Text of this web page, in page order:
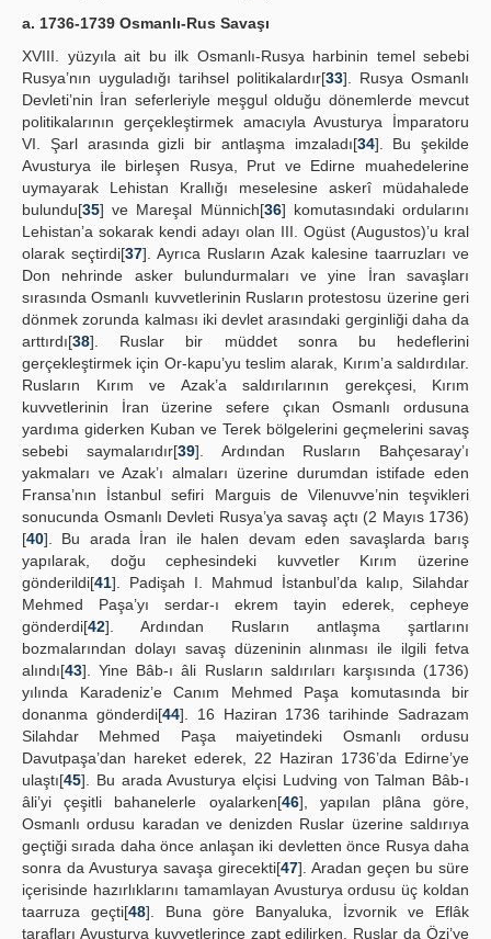
a. 1736-1739 Osmanlı-Rus Savaşı
XVIII. yüzyıla ait bu ilk Osmanlı-Rusya harbinin temel sebebi
Rusya’nın uyguladığı tarihsel politikalardır[33]. Rusya Osmanlı
Devleti’nin İran seferleriyle meşgul olduğu dönemlerde mevcut
politikalarının gerçekleştirmek amacıyla Avusturya İmparatoru
VI. Şarl arasında gizli bir antlaşma imzaladı[34]. Bu şekilde
Avusturya ile birleşen Rusya, Prut ve Edirne muahedelerine
uymayarak Lehistan Krallığı meselesine askerî müdahalede
bulundu[35] ve Mareşal Münnich[36] komutasındaki ordularını
Lehistan’a sokarak kendi adayı olan III. Ogüst (Augustos)’u kral
olarak seçtirdi[37]. Ayrıca Rusların Azak kalesine taarruzları ve
Don nehrinde asker bulundurmaları ve yine İran savaşları
sırasında Osmanlı kuvvetlerinin Rusların protestosu üzerine geri
dönmek zorunda kalması iki devlet arasındaki gerginliği daha da
arttırdı[38]. Ruslar bir müddet sonra bu hedeflerini
gerçekleştirmek için Or-kapu’yu teslim alarak, Kırım’a saldırdılar.
Rusların Kırım ve Azak’a saldırılarının gerekçesi, Kırım
kuvvetlerinin İran üzerine sefere çıkan Osmanlı ordusuna
yardıma giderken Kuban ve Terek bölgelerini geçmelerini savaş
sebebi saymalarıdır[39]. Ardından Rusların Bahçesaray’ı
yakmaları ve Azak’ı almaları üzerine durumdan istifade eden
Fransa’nın İstanbul sefiri Marguis de Vilenuvve’nin teşvikleri
sonucunda Osmanlı Devleti Rusya’ya savaş açtı (2 Mayıs 1736)
[40]. Bu arada İran ile halen devam eden savaşlarda barış
yapılarak, doğu cephesindeki kuvvetler Kırım üzerine
gönderildi[41]. Padişah I. Mahmud İstanbul’da kalıp, Silahdar
Mehmed Paşa’yı serdar-ı ekrem tayin ederek, cepheye
gönderdi[42]. Ardından Rusların antlaşma şartlarını
bozmalarından dolayı savaş düzeninin alınması ile ilgili fetva
alındı[43]. Yine Bâb-ı âli Rusların saldırıları karşısında (1736)
yılında Karadeniz’e Canım Mehmed Paşa komutasında bir
donanma gönderdi[44]. 16 Haziran 1736 tarihinde Sadrazam
Silahdar Mehmed Paşa maiyetindeki Osmanlı ordusu
Davutpaşa’dan hareket ederek, 22 Haziran 1736’da Edirne’ye
ulaştı[45]. Bu arada Avusturya elçisi Ludving von Talman Bâb-ı
âli’yi çeşitli bahanelerle oyalarken[46], yapılan plâna göre,
Osmanlı ordusu karadan ve denizden Ruslar üzerine saldırıya
geçtiği sırada daha önce anlaşan iki devletten önce Rusya daha
sonra da Avusturya savaşa girecekti[47]. Aradan geçen bu süre
içerisinde hazırlıklarını tamamlayan Avusturya ordusu üç koldan
taarruza geçti[48]. Buna göre Banyaluka, İzvornik ve Eflâk
tarafları Avusturya kuvvetlerince zapt edilirken, Ruslar da Özi’ye